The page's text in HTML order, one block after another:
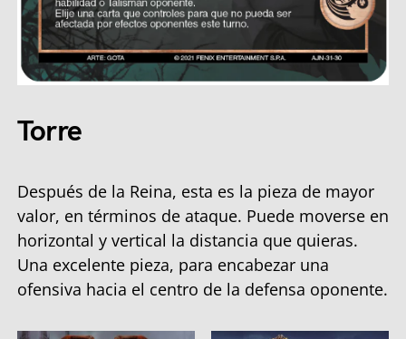
Torre
Después de la Reina, esta es la pieza de mayor
valor, en términos de ataque. Puede moverse en
horizontal y vertical la distancia que quieras.
Una excelente pieza, para encabezar una
ofensiva hacia el centro de la defensa oponente.